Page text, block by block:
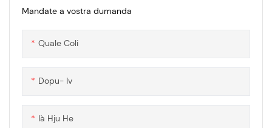
Mandate a vostra dumanda
Quale Coli
Dopu- Iv
Ià Hju He
fabbricazione di precisione,
funziunamentu sicuru mentre
in u locu di travagliu.